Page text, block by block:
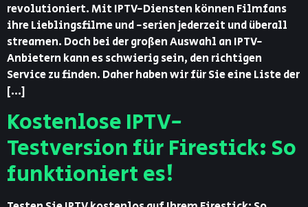
revolutioniert. Mit IPTV-Diensten können Filmfans
ihre Lieblingsfilme und -serien jederzeit und überall
streamen. Doch bei der großen Auswahl an IPTV-
Anbietern kann es schwierig sein, den richtigen
Service zu finden. Daher haben wir für Sie eine Liste der
[…]
Kostenlose IPTV-
Testversion für Firestick: So
funktioniert es!